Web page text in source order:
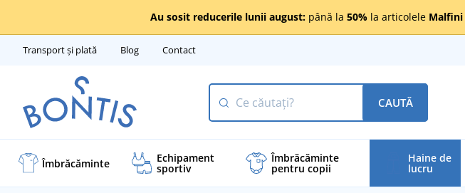
Au sosit reducerile lunii august: până la 50% la articolele Malfini
Transport și plată Blog Contact
CAUTĂ
Îmbrăcăminte Echipament
sportiv
Îmbrăcăminte
pentru copii
Haine de
lucru